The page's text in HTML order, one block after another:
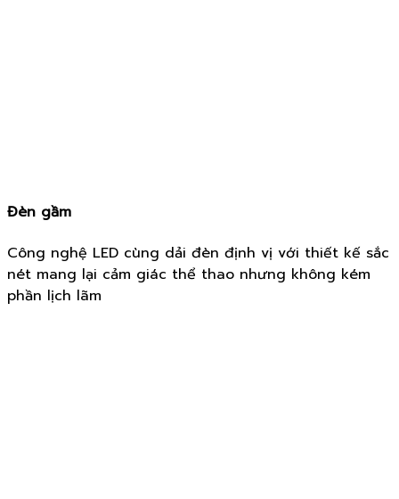
Đèn gầm
Công nghệ LED cùng dải đèn định vị với thiết kế sắc
nét mang lại cảm giác thể thao nhưng không kém
phần lịch lãm